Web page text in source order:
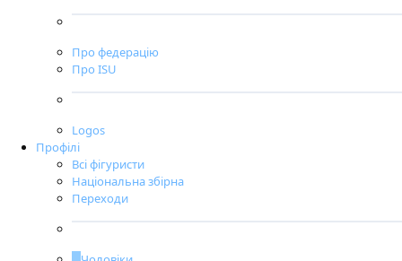
Про федерацію
Про ISU
Logos
Профілі
Всі фігуристи
Національна збірна
Переходи